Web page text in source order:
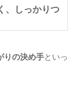
、しっかりつ
りの決め手といっ